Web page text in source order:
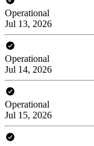
Operational
Jul 13, 2026
Operational
Jul 14, 2026
Operational
Jul 15, 2026